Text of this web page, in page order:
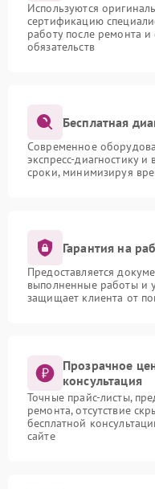
Используются
сертификацию
работу после ремонта
обязательств
Бесплатная
Современное
экспресс-диагностику
сроки, минимизируя
Гарантия на
Предоставляется
выполненные работы и
защищает клиента от
Прозрачное
консультация
Точные прайс-листы,
ремонта, отсутствие
бесплатной
сайте